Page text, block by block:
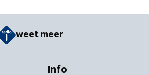
weet meer
Info